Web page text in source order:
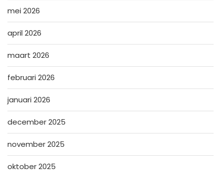
mei 2026
april 2026
maart 2026
februari 2026
januari 2026
december 2025
november 2025
oktober 2025